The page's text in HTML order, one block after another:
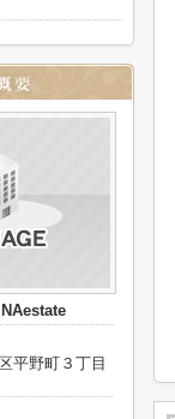
平野町３丁目